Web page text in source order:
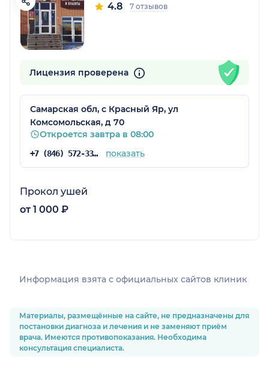
4.8 7 отзывов
Лицензия проверена
Самарская обл, с Красный Яр, ул
Комсомольская, д 70
Откроется завтра в 08:00
+7 (846) 572-33-97 показать
Прокол ушей
от 1 000 ₽
Информация взята c официальных сайтов клиник
Материалы, размещённые на сайте, не предназначены для
постановки диагноза и лечения и не заменяют приём
врача. Имеются противопоказания. Необходима
консультация специалиста.